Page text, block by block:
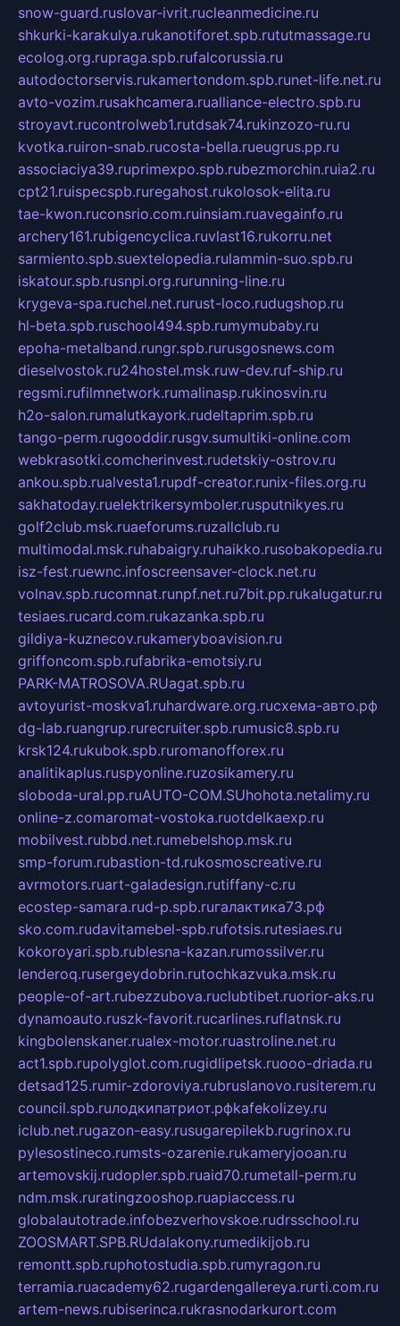
snow-guard.ruslovar-ivrit.rucleanmedicine.ru
shkurki-karakulya.rukanotiforet.spb.rututmassage.ru
ecolog.org.rupraga.spb.rufalcorussia.ru
autodoctorservis.rukamertondom.spb.runet-life.net.ru
avto-vozim.rusakhcamera.rualliance-electro.spb.ru
stroyavt.rucontrolweb1.rutdsak74.rukinzozo-ru.ru
kvotka.ruiron-snab.rucosta-bella.rueugrus.pp.ru
associaciya39.ruprimexpo.spb.rubezmorchin.ruia2.ru
cpt21.ruispecspb.ruregahost.rukolosok-elita.ru
tae-kwon.ruconsrio.com.ruinsiam.ruavegainfo.ru
archery161.rubigencyclica.ruvlast16.rukorru.net
sarmiento.spb.suextelopedia.rulammin-suo.spb.ru
iskatour.spb.rusnpi.org.rurunning-line.ru
krygeva-spa.ruchel.net.rurust-loco.rudugshop.ru
hl-beta.spb.ruschool494.spb.rumymubaby.ru
epoha-metalband.rungr.spb.rurusgosnews.com
dieselvostok.ru24hostel.msk.ruw-dev.ruf-ship.ru
regsmi.rufilmnetwork.rumalinasp.rukinosvin.ru
h2o-salon.rumalutkayork.rudeltaprim.spb.ru
tango-perm.rugooddir.rusgv.sumultiki-online.com
webkrasotki.comcherinvest.rudetskiy-ostrov.ru
ankou.spb.rualvesta1.rupdf-creator.runix-files.org.ru
sakhatoday.ruelektrikersymboler.rusputnikyes.ru
golf2club.msk.ruaeforums.ruzallclub.ru
multimodal.msk.ruhabaigry.ruhaikko.rusobakopedia.ru
isz-fest.ruewnc.infoscreensaver-clock.net.ru
volnav.spb.rucomnat.runpf.net.ru7bit.pp.rukalugatur.ru
tesiaes.rucard.com.rukazanka.spb.ru
gildiya-kuznecov.rukameryboavision.ru
griffoncom.spb.rufabrika-emotsiy.ru
PARK-MATROSOVA.RUagat.spb.ru
avtoyurist-moskva1.ruhardware.org.ruсхема-авто.рф
dg-lab.ruangrup.rurecruiter.spb.rumusic8.spb.ru
krsk124.rukubok.spb.ruromanofforex.ru
analitikaplus.ruspyonline.ruzosikamery.ru
sloboda-ural.pp.ruAUTO-COM.SUhohota.netalimy.ru
online-z.comaromat-vostoka.ruotdelkaexp.ru
mobilvest.rubbd.net.rumebelshop.msk.ru
smp-forum.rubastion-td.rukosmoscreative.ru
avrmotors.ruart-galadesign.rutiffany-c.ru
ecostep-samara.rud-p.spb.ruгалактика73.рф
sko.com.rudavitamebel-spb.rufotsis.rutesiaes.ru
kokoroyari.spb.rublesna-kazan.rumossilver.ru
lenderoq.rusergeydobrin.rutochkazvuka.msk.ru
people-of-art.rubezzubova.ruclubtibet.ruorior-aks.ru
dynamoauto.ruszk-favorit.rucarlines.ruflatnsk.ru
kingbolenskaner.rualex-motor.ruastroline.net.ru
act1.spb.rupolyglot.com.rugidlipetsk.ruooo-driada.ru
detsad125.rumir-zdoroviya.rubruslanovo.rusiterem.ru
council.spb.ruлодкипатриот.рфkafekolizey.ru
iclub.net.rugazon-easy.rusugarepilekb.rugrinox.ru
pylesostineco.rumsts-ozarenie.rukameryjooan.ru
artemovskij.rudopler.spb.ruaid70.rumetall-perm.ru
ndm.msk.ruratingzooshop.ruapiaccess.ru
globalautotrade.infobezverhovskoe.rudrsschool.ru
ZOOSMART.SPB.RUdalakony.rumedikijob.ru
remontt.spb.ruphotostudia.spb.rumyragon.ru
terramia.ruacademy62.rugardengallereya.rurti.com.ru
artem-news.rubiserinca.rukrasnodarkurort.com